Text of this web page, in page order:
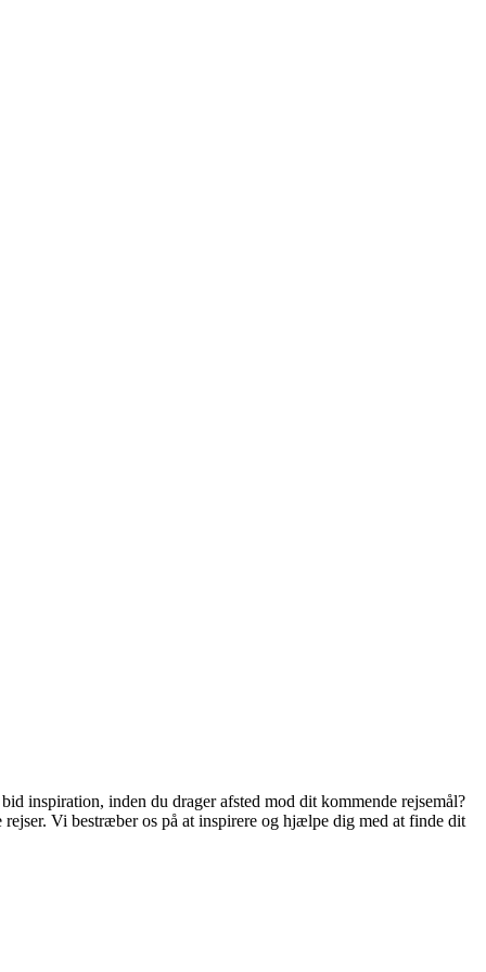
inspiration, inden du drager afsted mod dit kommende rejsemål?
Vi bestræber os på at inspirere og hjælpe dig med at finde dit